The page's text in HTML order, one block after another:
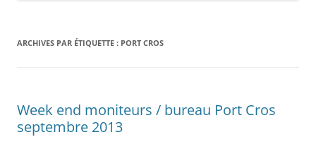
ARCHIVES PAR ÉTIQUETTE : PORT CROS
Week end moniteurs / bureau Port Cros
septembre 2013